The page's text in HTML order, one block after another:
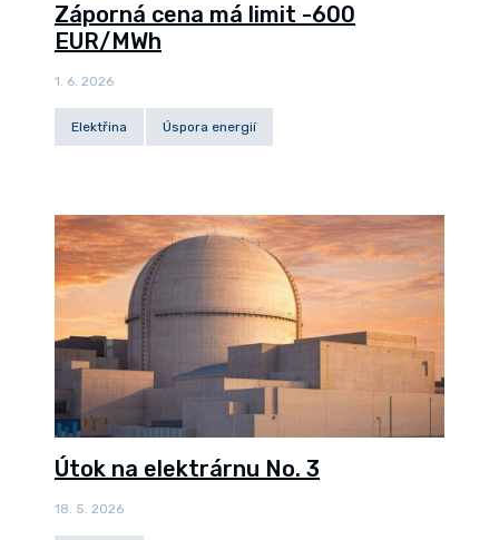
Záporná cena má limit -600
EUR/MWh
1. 6. 2026
Elektřina Úspora energií
Útok na elektrárnu No. 3
18. 5. 2026